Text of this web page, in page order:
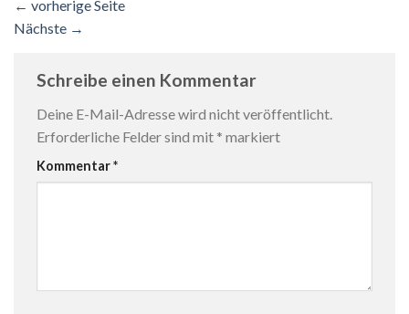
← vorherige Seite
Nächste →
Schreibe einen Kommentar
Deine E-Mail-Adresse wird nicht veröffentlicht.
Erforderliche Felder sind mit * markiert
Kommentar*